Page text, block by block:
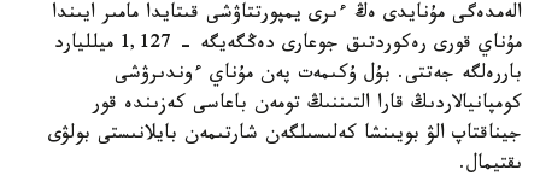
الەمدەگى مۇنايدى ەڭ ءىرى يمپورتتاۋشى قىتايدا مامىر ايىندا
مۇناي قورى رەكوردتىق جوعارى دەڭگەيگە - 1,127 ميلليارد
باررەلگە جەتتى. بۇل ۇكىمەت پەن مۇناي ءوندىرۋشى
كومپانيالاردىڭ قارا التىننىڭ تومەن باعاسى كەزىندە قور
جيناقتاپ الۋ بويىنشا كەلىسىلگەن شارتىمەن بايلانىستى بولۋى
ىقتيمال.